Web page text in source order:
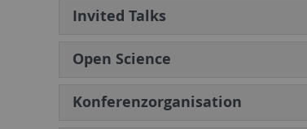
Invited Talks
Open Science
Konferenzorganisation